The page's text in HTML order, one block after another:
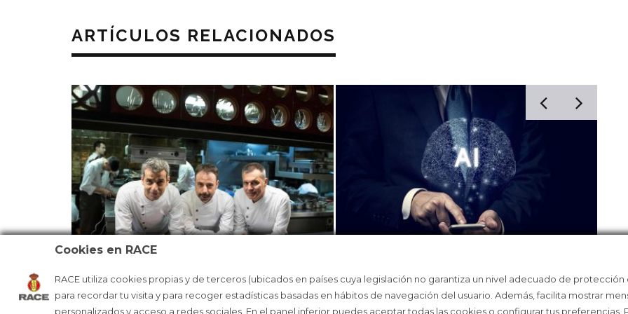
Cookies en RACE
RACE utiliza cookies propias y de terceros (ubicados en países cuya legislación no garantiza un nivel adecuado de protección
para recordar tu visita y para recoger estadísticas basadas en hábitos de navegación del usuario. Además, facilita mostrar
personalizados y acceso a redes sociales. En el panel inferior puedes aceptar todas las cookies o configurar tus preferencias.
ARTÍCULOS RELACIONADOS
DISFRUTAR, EL MEJOR RESTAURANTE
DEL MUNDO
LA IA SE ESTÁ ENTRENANDO A TU
COSTA
LA